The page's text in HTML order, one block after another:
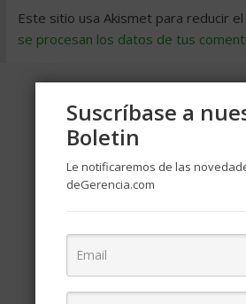
Este sitio usa Akismet para reducir el
se procesan los datos de tus
Suscríbase a
Boletin
Le notificaremos de las
deGerencia.com